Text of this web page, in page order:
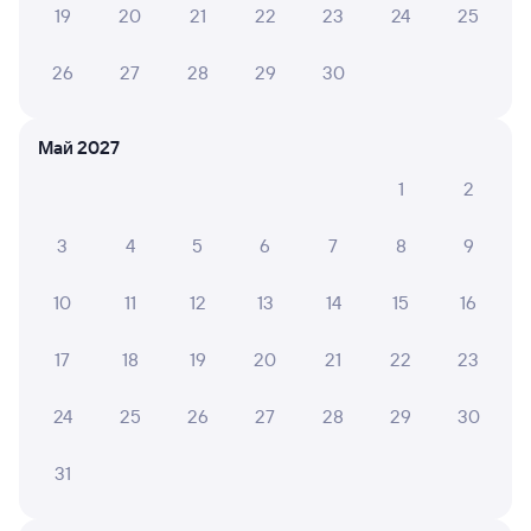
6 причин купить ж/д билеты
25 июля 2026 • Поезд 269Ь
23 июля 2026 • Поезд 123Н
отношения к пассажироам
19 20 21 22 23 24 25
26 27 28 29 30
Май 2027
1
2
3 4 5 6 7 8 9
10 11 12 13 14 15 16
17 18 19 20 21 22 23
24 25 26 27 28 29 30
31